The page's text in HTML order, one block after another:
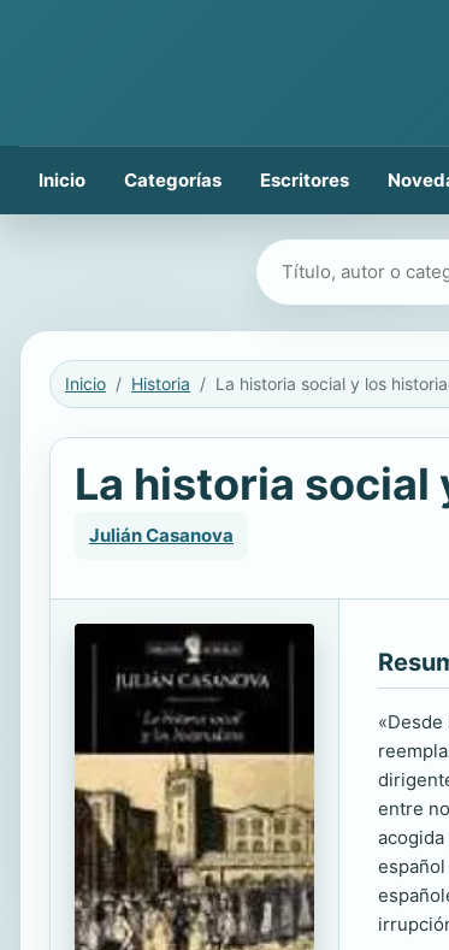
Inicio Categorías Escritores
Buscar libros
Inicio Historia
La historia
Julián Casanova
entre